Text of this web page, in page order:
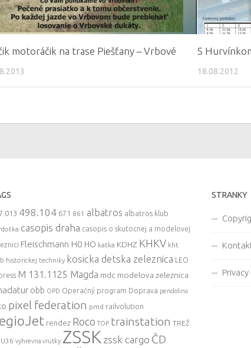
motoráčik na trase Piešťany – Vrbové S
18.08.2012
498.104 671 861 albatros albatros klub
casopis draha casopis o skutocnej a modelovej
Fleischmann H0 HO katka KDHZ KHKV kht
historickej techniky kosicka detska zeleznica LEO
M 131.1125 Magda mdc modelova zeleznica
obb OPD Operačný program Doprava pendolino
pixel federation pmd railvolution
rendez Roco TOP trainstation TREŽ
U36 vyhrevna vrutky ZSSK zssk cargo ČD
STRANKY